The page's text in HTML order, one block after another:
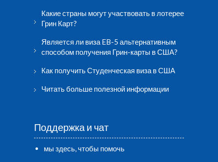
Какие страны могут участвовать в лотерее
Грин Карт?
Является ли виза EB-5 альтернативным
способом получения Грин-карты в США?
Как получить Студенческая виза в США
Читать больше полезной информации
Поддержка и чат
мы здесь, чтобы помочь